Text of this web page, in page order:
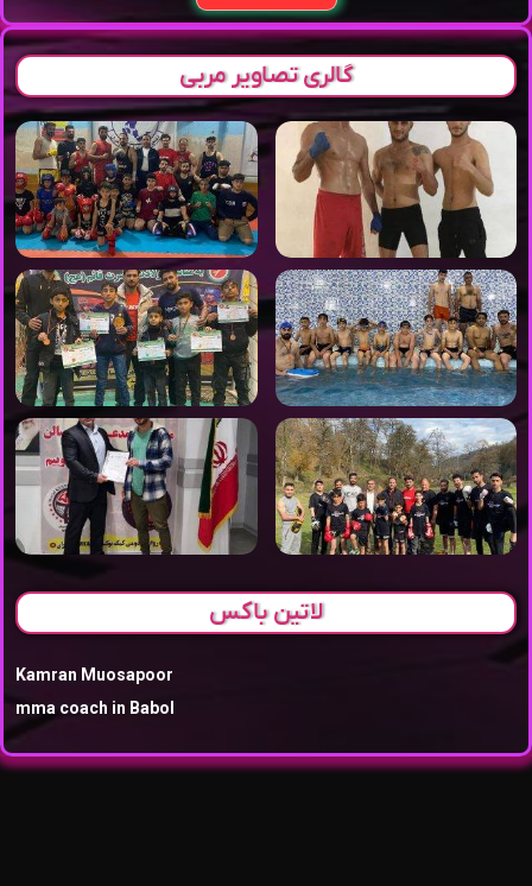
گالری تصاویر مربی
لاتین باکس
Kamran Muosapoor
mma coach in Babol